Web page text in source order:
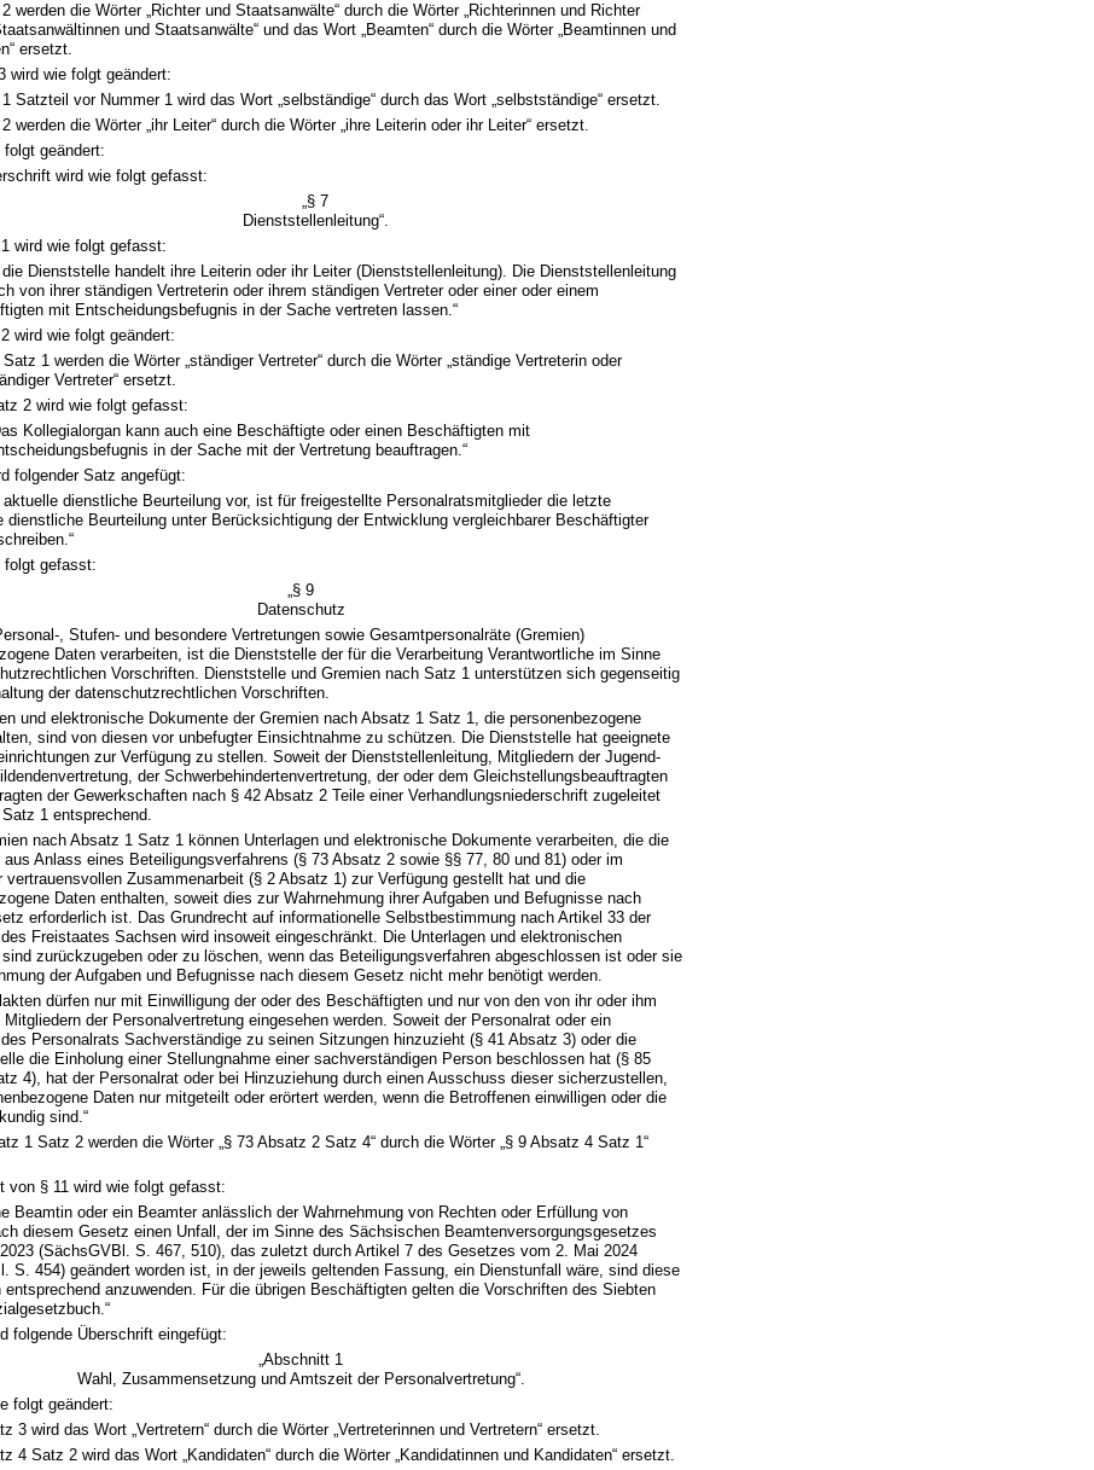
werden die Wörter „Richter und Staatsanwälte“ durch die Wörter „Richterinnen und Richter
und Staatsanwälte“ und das Wort „Beamten“ durch die Wörter „Beamtinnen und
ersetzt.
wird wie folgt geändert:
1 Satzteil vor Nummer 1 wird das Wort „selbständige“ durch das Wort „selbstständige“ ersetzt.
werden die Wörter „ihr Leiter“ durch die Wörter „ihre Leiterin oder ihr Leiter“ ersetzt.
folgt geändert:
wird wie folgt gefasst:
„§ 7
Dienststellenleitung“.
wird wie folgt gefasst:
die Dienststelle handelt ihre Leiterin oder ihr Leiter (Dienststellenleitung). Die Dienststellenleitung
von ihrer ständigen Vertreterin oder ihrem ständigen Vertreter oder einer oder einem
mit Entscheidungsbefugnis in der Sache vertreten lassen.“
wird wie folgt geändert:
Satz 1 werden die Wörter „ständiger Vertreter“ durch die Wörter „ständige Vertreterin oder
Vertreter“ ersetzt.
2 wird wie folgt gefasst:
Kollegialorgan kann auch eine Beschäftigte oder einen Beschäftigten mit
in der Sache mit der Vertretung beauftragen.“
folgender Satz angefügt:
aktuelle dienstliche Beurteilung vor, ist für freigestellte Personalratsmitglieder die letzte
dienstliche Beurteilung unter Berücksichtigung der Entwicklung vergleichbarer Beschäftigter
folgt gefasst:
„§ 9
Datenschutz
, Stufen- und besondere Vertretungen sowie Gesamtpersonalräte (Gremien)
Daten verarbeiten, ist die Dienststelle der für die Verarbeitung Verantwortliche im Sinne
Vorschriften. Dienststelle und Gremien nach Satz 1 unterstützen sich gegenseitig
der datenschutzrechtlichen Vorschriften.
und elektronische Dokumente der Gremien nach Absatz 1 Satz 1, die personenbezogene
sind von diesen vor unbefugter Einsichtnahme zu schützen. Die Dienststelle hat geeignete
zur Verfügung zu stellen. Soweit der Dienststellenleitung, Mitgliedern der Jugend-
der Schwerbehindertenvertretung, der oder dem Gleichstellungsbeauftragten
der Gewerkschaften nach § 42 Absatz 2 Teile einer Verhandlungsniederschrift zugeleitet
1 entsprechend.
nach Absatz 1 Satz 1 können Unterlagen und elektronische Dokumente verarbeiten, die die
aus Anlass eines Beteiligungsverfahrens (§ 73 Absatz 2 sowie §§ 77, 80 und 81) oder im
vertrauensvollen Zusammenarbeit (§ 2 Absatz 1) zur Verfügung gestellt hat und die
Daten enthalten, soweit dies zur Wahrnehmung ihrer Aufgaben und Befugnisse nach
erforderlich ist. Das Grundrecht auf informationelle Selbstbestimmung nach Artikel 33 der
Freistaates Sachsen wird insoweit eingeschränkt. Die Unterlagen und elektronischen
sind zurückzugeben oder zu löschen, wenn das Beteiligungsverfahren abgeschlossen ist oder sie
der Aufgaben und Befugnisse nach diesem Gesetz nicht mehr benötigt werden.
dürfen nur mit Einwilligung der oder des Beschäftigten und nur von den von ihr oder ihm
Mitgliedern der Personalvertretung eingesehen werden. Soweit der Personalrat oder ein
Personalrats Sachverständige zu seinen Sitzungen hinzuzieht (§ 41 Absatz 3) oder die
die Einholung einer Stellungnahme einer sachverständigen Person beschlossen hat (§ 85
4), hat der Personalrat oder bei Hinzuziehung durch einen Ausschuss dieser sicherzustellen,
Daten nur mitgeteilt oder erörtert werden, wenn die Betroffenen einwilligen oder die
sind.“
1 Satz 2 werden die Wörter „§ 73 Absatz 2 Satz 4“ durch die Wörter „§ 9 Absatz 4 Satz 1“
von § 11 wird wie folgt gefasst:
Beamtin oder ein Beamter anlässlich der Wahrnehmung von Rechten oder Erfüllung von
diesem Gesetz einen Unfall, der im Sinne des Sächsischen Beamtenversorgungsgesetzes
(SächsGVBl. S. 467, 510), das zuletzt durch Artikel 7 des Gesetzes vom 2. Mai 2024
S. 454) geändert worden ist, in der jeweils geltenden Fassung, ein Dienstunfall wäre, sind diese
entsprechend anzuwenden. Für die übrigen Beschäftigten gelten die Vorschriften des Siebten
folgende Überschrift eingefügt:
„Abschnitt 1
Wahl, Zusammensetzung und Amtszeit der Personalvertretung“.
folgt geändert:
3 wird das Wort „Vertretern“ durch die Wörter „Vertreterinnen und Vertretern“ ersetzt.
4 Satz 2 wird das Wort „Kandidaten“ durch die Wörter „Kandidatinnen und Kandidaten“ ersetzt.